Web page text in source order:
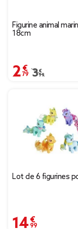
Figurine animal
18cm
2,79 €
Prix remisé
3,99 €
Lot de 6 figurines
14,99 €